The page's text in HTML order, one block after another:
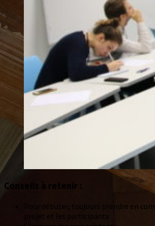
Conseils à retenir :
Pour débuter, toujours prendre en
projet et les participants